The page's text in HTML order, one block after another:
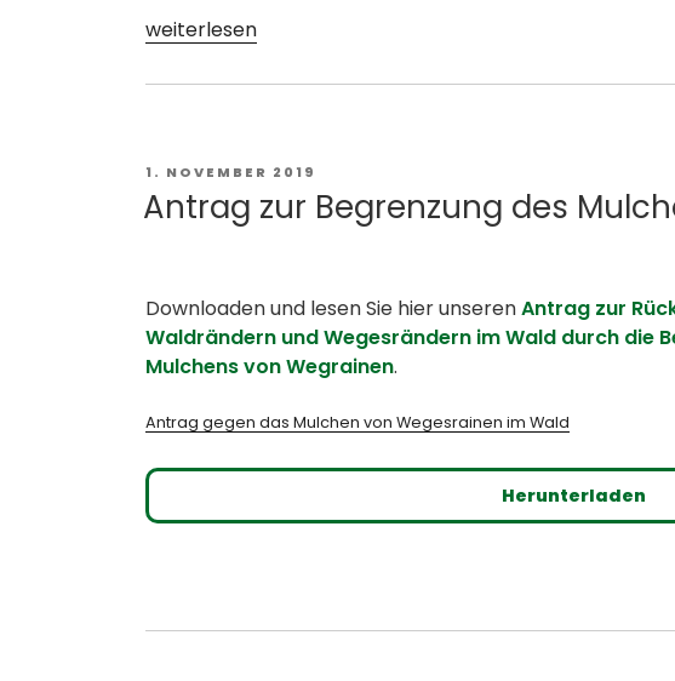
„Aktion:
ein!
ein
Mitnehmer““
weiterlesen
VERÖFFENTLICHT
1. NOVEMBER 2019
Antrag zur Begrenzung des
Downloaden und lesen Sie hier unserenAntrag zur
Waldrändern und Wegesrändern im Wald durch die
Mulchens von Wegrainen.
Antrag gegen das Mulchen von Wegesrainen im Wald
Herunterladen